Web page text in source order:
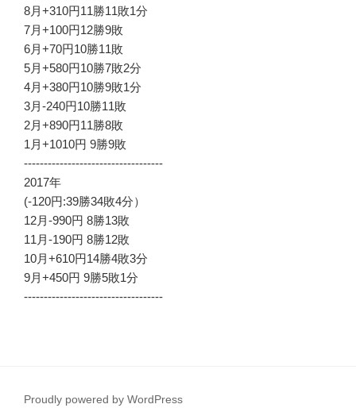
8月+310円11勝11敗1分
7月+100円12勝9敗
6月+70円10勝11敗
5月+580円10勝7敗2分
4月+380円10勝9敗1分
3月-240円10勝11敗
2月+890円11勝8敗
1月+1010円 9勝9敗
-----------------------------------
2017年
(-120円:39勝34敗4分）
12月-990円 8勝13敗
11月-190円 8勝12敗
10月+610円14勝4敗3分
9月+450円 9勝5敗1分
-----------------------------------
Proudly powered by WordPress